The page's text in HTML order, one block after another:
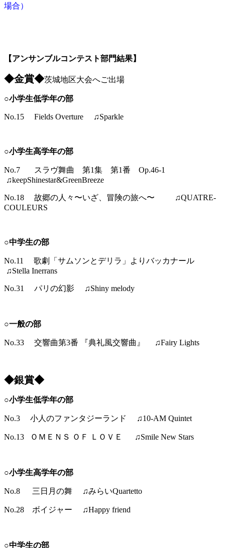
場合）
【アンサンブルコンテスト部門結果】
◆金賞◆茨城地区大会へご出場
○小学生低学年の部
No.15 Fields Overture ♫Sparkle
○小学生高学年の部
No.7 スラヴ舞曲 第1集 第1番 Op.46-1
♫keepShinestar&GreenBreeze
No.18 故郷の人々〜いざ、冒険の旅へ〜 ♫QUATRE-
COULEURS
○中学生の部
No.11 歌劇「サムソンとデリラ」よりバッカナール
♫Stella Inerrans
No.31 パリの幻影 ♫Shiny melody
○一般の部
No.33 交響曲第3番 『典礼風交響曲』 ♫Fairy Lights
◆銀賞◆
○小学生低学年の部
No.3 小人のファンタジーランド ♫10-AM Quintet
No.13 ＯＭＥＮＳ ＯＦ ＬＯＶＥ ♫Smile New Stars
○小学生高学年の部
No.8 三日月の舞 ♫みらいQuartetto
No.28 ボイジャー ♫Happy friend
○中学生の部